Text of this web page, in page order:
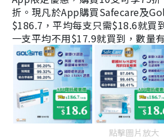
折。現凡於App購買Safecare及
$186.7，平均每支只需$18.6就買
一支平均不用$17.9就買到，數量
點擊圖片放大